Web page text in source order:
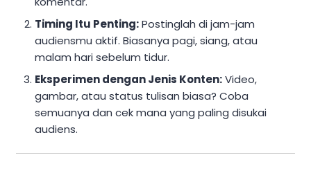
Timing Itu Penting:Postinglah di jam-jam
audiensmu aktif. Biasanya pagi, siang, atau
malam hari sebelum tidur.
Eksperimen dengan Jenis Konten:Video,
gambar, atau status tulisan biasa? Coba
semuanya dan cek mana yang paling disukai
audiens.